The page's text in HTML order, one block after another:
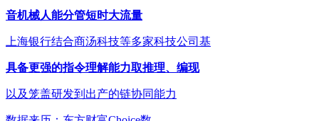
音机械人能分管短时大流量
上海银行结合商汤科技等多家科技公司基
具备更强的指令理解能力取推理、编现
以及笼盖研发到出产的链协同能力